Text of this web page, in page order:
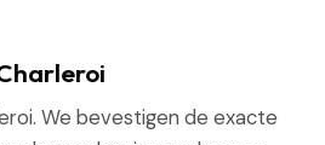
We bevestigen de exacte